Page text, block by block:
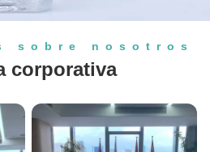
sobre nosotros
corporativa